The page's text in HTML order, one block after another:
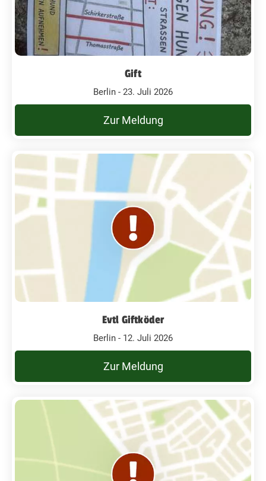
Gift
Berlin - 23. Juli 2026
Zur Meldung
Evtl Giftköder
Berlin - 12. Juli 2026
Zur Meldung